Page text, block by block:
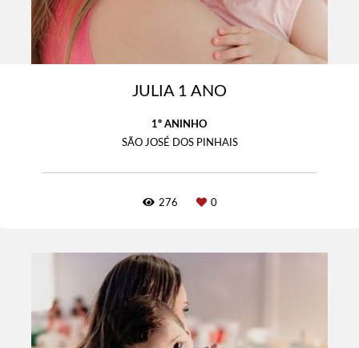
JULIA 1 ANO
1º ANINHO
SÃO JOSÉ DOS PINHAIS
276 0